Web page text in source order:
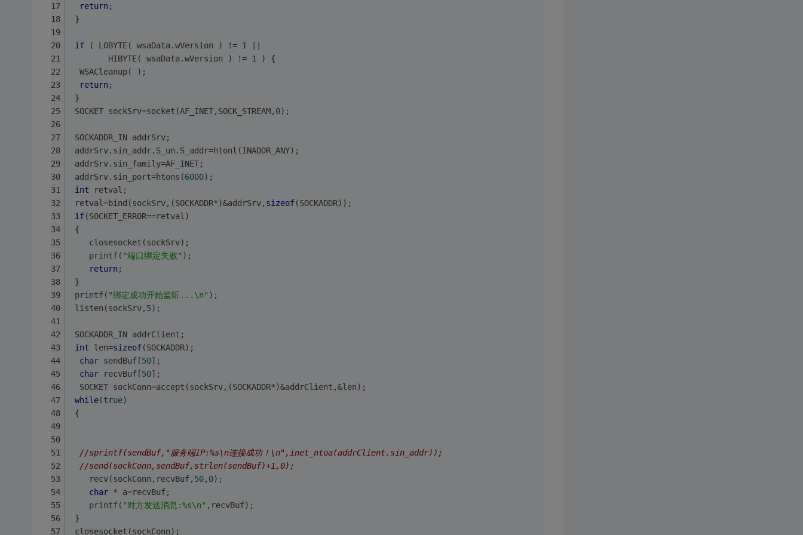
return;
}
if ( LOBYTE( wsaData.wVersion ) != 1 ||
        HIBYTE( wsaData.wVersion ) !=
1 ) {
  WSACleanup( );
return;
}
SOCKET sockSrv=socket(AF_INET,SOCK_STREAM, 0);
SOCKADDR_IN addrSrv;
addrSrv.sin_addr.S_un.S_addr=htonl(INADDR_ANY);
addrSrv.sin_family=AF_INET;
addrSrv.sin_port=htons(6000);
int retval;
retval=bind(sockSrv,(SOCKADDR*)&addrSrv, sizeof(SOCKADDR));
if(SOCKET_ERROR==retval)
{
    closesocket(sockSrv);
printf ( "端口绑定失败" );
return;
}
printf ( "绑定成功开始监听...\n" );
listen(sockSrv, 5);
SOCKADDR_IN addrClient;
int len=sizeof(SOCKADDR);
char sendBuf[50];
char recvBuf[50];
  SOCKET sockConn=accept(sockSrv,(SOCKADDR*)&addrClient,&len);
while(true)
{
//sprintf(sendBuf,"服务端IP:%s\n连接成功！\n",inet_ntoa(addrClient.sin_addr));
//send(sockConn,sendBuf,strlen(sendBuf)+1,0);
	recv(sockConn,recvBuf,
50, 0);
char * a=recvBuf;
printf ( "对方发送消息:%s\n" ,recvBuf);
}
closesocket(sockConn);